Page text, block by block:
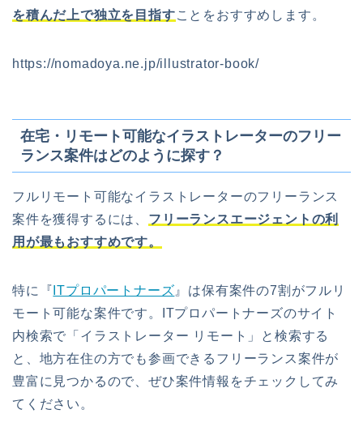
を積んだ上で独立を目指すことをおすすめします。
https://nomadoya.ne.jp/illustrator-book/
在宅・リモート可能なイラストレーターのフリー
ランス案件はどのように探す？
フルリモート可能なイラストレーターのフリーランス
案件を獲得するには、 フリーランスエージェントの利
用が最もおすすめです。
特に『 ITプロパートナーズ 』は保有案件の7割がフルリ
モート可能な案件です。ITプロパートナーズのサイト
内検索で「イラストレーター リモート」と検索する
と、地方在住の方でも参画できるフリーランス案件が
豊富に見つかるので、ぜひ案件情報をチェックしてみ
てください。